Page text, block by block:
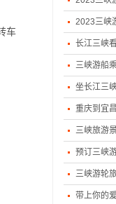
车
2023三峡
长江三峡
三峡游船
重庆到宜
三峡旅游
预订三峡
三峡游轮